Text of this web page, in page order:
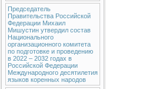
Председатель
Правительства Российской
Федерации Михаил
Мишустин утвердил состав
Национального
организационного комитета
по подготовке и проведению
в 2022 – 2032 годах в
Российской Федерации
Международного десятилетия
языков коренных народов